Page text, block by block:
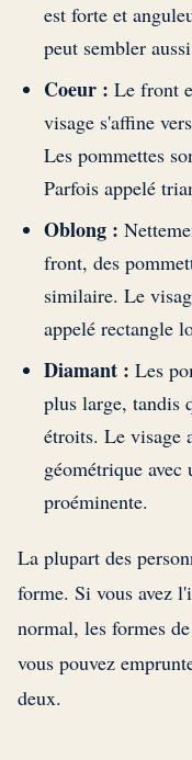
est forte et
peut sembler
Coeur : Le front
visage s'affine
Les pommettes
Parfois appelé
Oblong :
front, des
similaire. Le
appelé rectangle
Diamant : Les
plus large, tandis
étroits. Le visage
géométrique avec
proéminente.
La plupart des
forme. Si vous avez
normal, les formes
vous pouvez
deux.